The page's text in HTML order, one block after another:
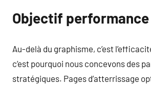
Objectif
Au-delà du graphisme, c’est
c’est pourquoi nous concevons des
stratégiques. Pages d’atterrissage